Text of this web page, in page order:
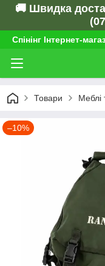
🚚 Швидка
Спінінг Інтернет-
Товари Меблі
–10%